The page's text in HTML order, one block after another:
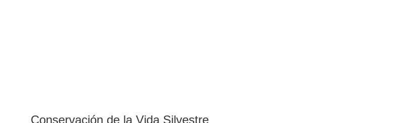
Conservación de la Vida Silvestre